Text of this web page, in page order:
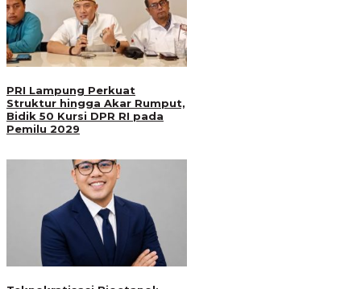
PRI Lampung Perkuat
Struktur hingga Akar Rumput,
Bidik 50 Kursi DPR RI pada
Pemilu 2029